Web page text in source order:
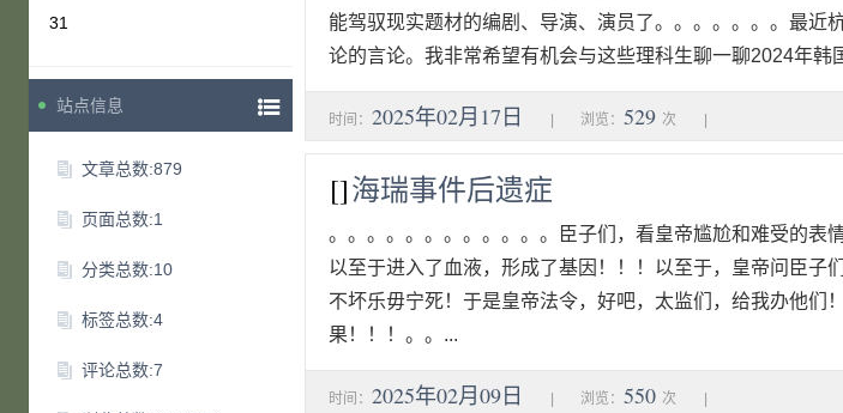
31
站点信息
文章总数:879
页面总数:1
分类总数:10
标签总数:4
评论总数:7
能驾驭现实题材的编剧、导演、演员了。。。。。。。最近
论的言论。我非常希望有机会与这些理科生聊一聊2024年韩
时间：2025年02月17日 | 浏览：529 次 |
[]海瑞事件后遗症
。。。。。。。。。。。。臣子们，看皇帝尴尬和难受的表
以至于进入了血液，形成了基因！！！以至于，皇帝问臣子
不坏乐毋宁死！于是皇帝法令，好吧，太监们，给我办他们
果！！！。。...
时间：2025年02月09日 | 浏览：550 次 |